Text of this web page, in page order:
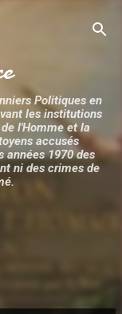
Politiques en
les institutions
l'Homme et la
accusés
1970 des
ni des crimes de